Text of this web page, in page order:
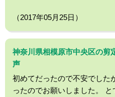
（2017年05月25日）
神奈川県相模原市中央区の剪
声
初めてだったので不安でした
ったのでお願いしました。